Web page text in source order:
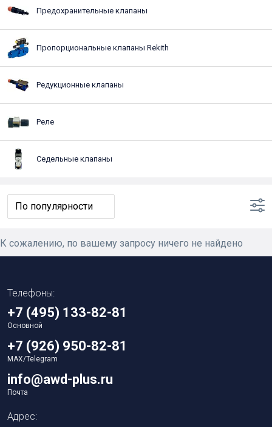
Предохранительные клапаны
Пропорциональные клапаны Rekith
Редукционные клапаны
Реле
Седельные клапаны
К сожалению, по вашему запросу ничего не найдено
Телефоны:
+7 (495) 133-82-81
Основной
+7 (926) 950-82-81
MAX/Telegram
info@awd-plus.ru
Почта
Адрес: